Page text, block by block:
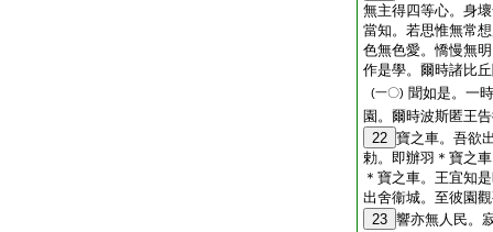
無主得四等心。身
當知。若思惟無常
色無色愛。憍慢無
作是學。爾時諸比
(一〇) 聞如是。一
園。爾時波斯匿王
22 寶之車。吾欲
勅。即辦羽＊寶之
＊寶之車。王宜知
出舍衞城。至彼園
23 響亦無人民。